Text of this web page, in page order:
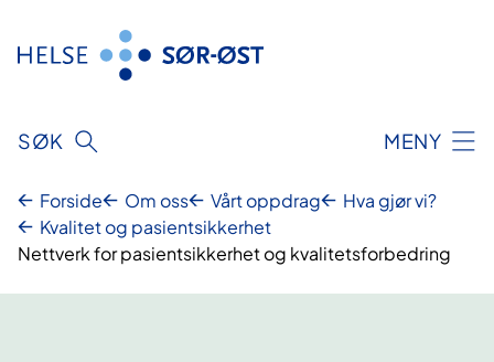
innhold
SØK MENY
Forside Om oss Vårt oppdrag
Hva gjør vi?
Kvalitet og pasientsikkerhet
Nettverk for pasientsikkerhet og kvalitetsforbedring